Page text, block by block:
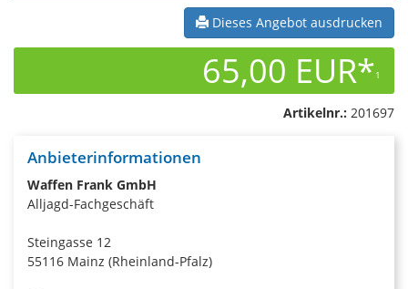
Dieses Angebot ausdrucken
65,00 EUR*1
Artikelnr.: 201697
Anbieterinformationen
Waffen Frank GmbH
Alljagd-Fachgeschäft
Steingasse 12
55116 Mainz (Rheinland-Pfalz)